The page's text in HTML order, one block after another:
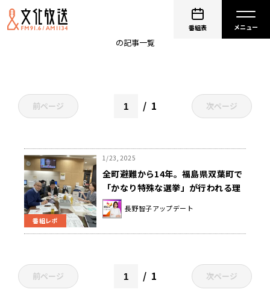
番組表
の記事一覧
前ページ 1 次ページ
番組レポ
1/23, 2025
全町避難から14年。福島県双葉町で
「かなり特殊な選挙」が行われる理
由とは？
長野智子アップデート
前ページ 1 次ページ